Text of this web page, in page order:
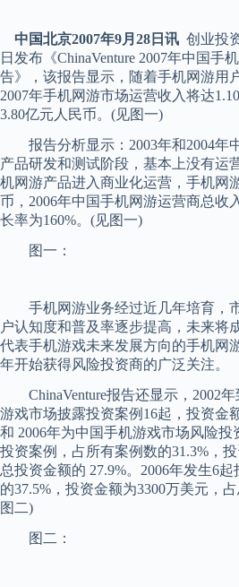
中国北京2007年9月28日讯 创业投
日发布《ChinaVenture 2007年中国手
告》，该报告显示，随着手机网游用
2007年手机网游市场运营收入将达
3.80亿元人民币。(见图一)
报告分析显示：2003年和2004年
产品研发和测试阶段，基本上没有运
机网游产品进入商业化运营，手机网
币，2006年中国手机网游运营商总收
长率为160%。(见图一)
图一：
手机网游业务经过近几年培育，
户认知度和普及率逐步提高，未来将
代表手机游戏未来发展方向的手机网
年开始获得风险投资商的广泛关注。
ChinaVenture报告还显示，2002年
游戏市场披露投资案例16起，投资金
和 2006年为中国手机游戏市场风险投
投资案例，占所有案例数的31.3%，
总投资金额的 27.9%。2006年发生6
的37.5%，投资金额为3300万美元，
图二)
图二：